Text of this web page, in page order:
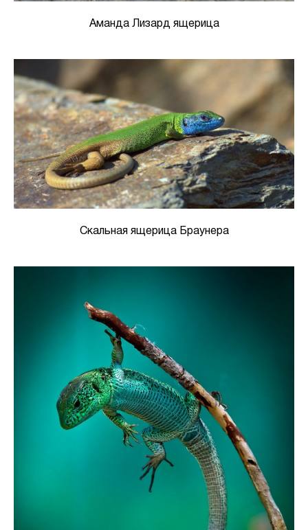
Аманда Лизард ящерица
Скальная ящерица Браунера